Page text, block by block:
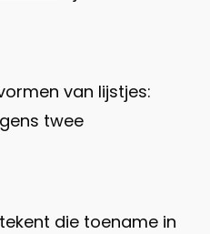
van lijstjes:
twee
die toename in